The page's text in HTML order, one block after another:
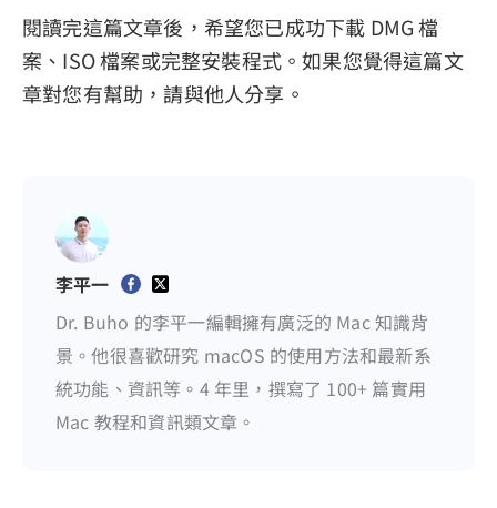
閱讀完這篇文章後，希望您已成功下載 DMG 檔
案、ISO 檔案或完整安裝程式。如果您覺得這篇文
章對您有幫助，請與他人分享。
李平一
Dr. Buho 的李平一編輯擁有廣泛的 Mac 知識背
景。他很喜歡研究 macOS 的使用方法和最新系
統功能、資訊等。4 年里，撰寫了 100+ 篇實用
Mac 教程和資訊類文章。